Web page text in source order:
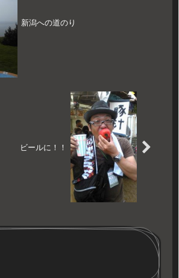
新潟への道のり
ビールに！！